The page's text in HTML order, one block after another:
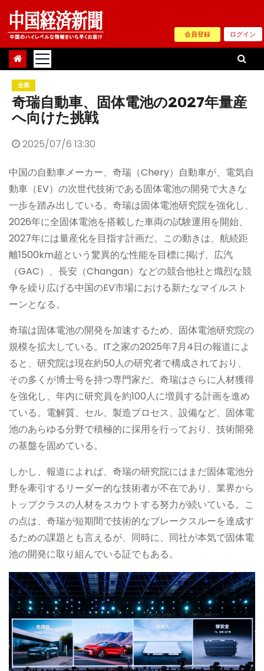
Skip
content
会員登録 ログイン
企業
奇瑞自動車、固体電池の2027年量産
へ向けた挑戦
2025/07/6 13:30
中国の自動車メーカー、奇瑞（Chery）自動車が、電気自
動車（EV）の次世代技術である固体電池の開発で大きな
一歩を踏み出している。奇瑞は固体電池研究院を強化し、
2026年に全固体電池を搭載した車両の試験運用を開始、
2027年には量産化を目指す計画だ。この動きは、航続距
離1500km超という驚異的な性能を目標に掲げ、広汽
（GAC）、長安（Changan）などの競合他社と熾烈な競
争を繰り広げる中国のEV市場における新たなマイルスト
ーンとなる。
奇瑞は固体電池の開発を加速するため、固体電池研究院の
規模を拡大している。IT之家の2025年7月4日の報道によ
ると、研究院は現在約50人の研究者で構成されており、
その多くが博士号を持つ専門家だ。奇瑞はさらに人材獲得
を強化し、年内に研究員を約100人に増員する計画を進め
ている。電解質、セル、製造プロセス、設備など、固体電
池のあらゆる分野で積極的に採用を行っており、技術開発
の基盤を固めている。
しかし、報道によれば、奇瑞の研究院にはまだ固体電池分
野を牽引するリーダー的な技術者が不在であり、業界から
トップクラスの人材をスカウトする努力が続いている。こ
の点は、奇瑞が短期間で技術的なブレークスルーを達成す
るための課題とも言えるが、同時に、同社が本気で固体電
池の開発に取り組んでいる証でもある。